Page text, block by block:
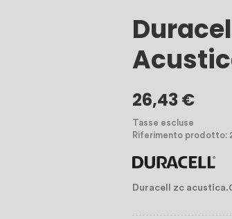
26,43 €
Tasse escluse
Riferimento prodotto:
Duracell zc